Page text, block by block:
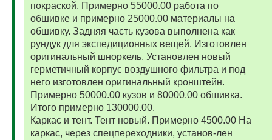
покраской. Примерно 55000.00 работа по
обшивке и примерно 25000.00 материалы на
обшивку. Задняя часть кузова выполнена как
рундук для экспедиционных вещей. Изготовлен
оригинальный шноркель. Установлен новый
герметичный корпус воздушного фильтра и под
него изготовлен оригинальный кронштейн.
Примерно 50000.00 кузов и 80000.00 обшивка.
Итого примерно 130000.00.
Каркас и тент. Тент новый. Примерно 4500.00 На
каркас, через спецпереходники, установ-лен